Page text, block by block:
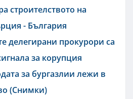
строителството на
- България
делегирани прокурори са
за корупция
за бургазлии лежи в
(Снимки)